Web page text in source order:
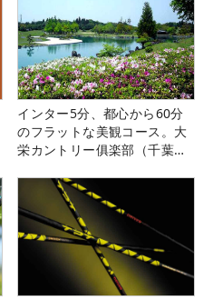
インター5分、都心から60分
のフラットな美観コース。大
栄カントリー俱楽部（千葉